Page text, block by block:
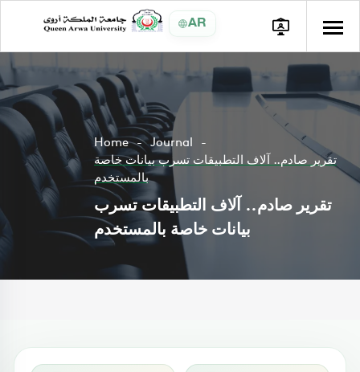
AR
Home
Journal
تقرير صادم.. آلاف التطبيقات تسرب بيانات خاصة
بالمستخدم
تقرير صادم.. آلاف التطبيقات تسرب
بيانات خاصة بالمستخدم